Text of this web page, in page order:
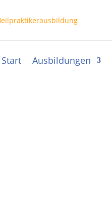
Start Ausbildungen